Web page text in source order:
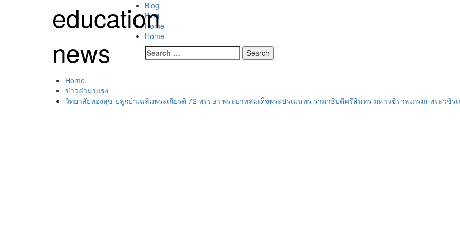
education
news
Primary
Menu
Blog
Blog
Home
Home
Search
for:
Home
ข่าวล่ามาแรง
วิทยาลัยทองสุข ปลูกป่าเฉลิมพระเกียรติ 72 พรรษา พระบาทสมเด็จพระปรเมนทร รามาธิบดีศรีสินทร มหาวชิราลงกรณ พระวชิรเ